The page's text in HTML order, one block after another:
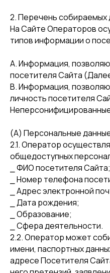
2. Перечень собираемых
На Сайте Операторов
типов информации о
A. Информация,
посетителя Сайта
B. Информация,
личность посетителя
(А) Персональные
2.1. Оператор
общедоступных
⎯ ФИО посетителя Сайта;
⎯ Номер телефона
⎯ Адрес электронной
⎯ Дата рождения;
⎯ Образование;
⎯ Сфера деятельности.
2.2. Оператор может
имени, паспортных
адресе Посетителя